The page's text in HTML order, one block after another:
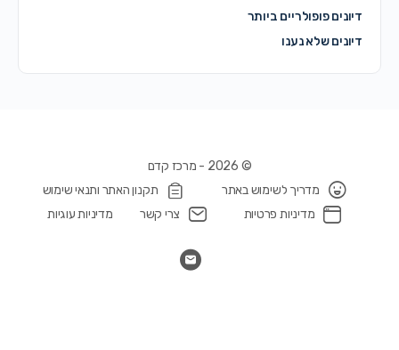
דיונים פופולריים ביותר
דיונים שלא נענו
מדריך לשימוש באתר
תקנון האתר ותנאי שימוש
מדיניות פרטיות
צרי קשר מדיניות עוגיות